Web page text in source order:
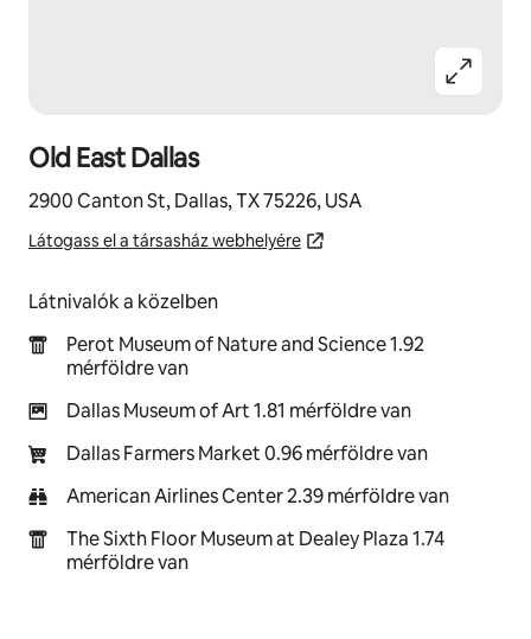
Old East Dallas
2900 Canton St, Dallas, TX 75226, USA
Látogass el a társasház webhelyére
Látnivalók a közelben
Perot Museum of Nature and Science 1.92
mérföldre van
Dallas Museum of Art 1.81 mérföldre van
Dallas Farmers Market 0.96 mérföldre van
American Airlines Center 2.39 mérföldre van
The Sixth Floor Museum at Dealey Plaza 1.74
mérföldre van